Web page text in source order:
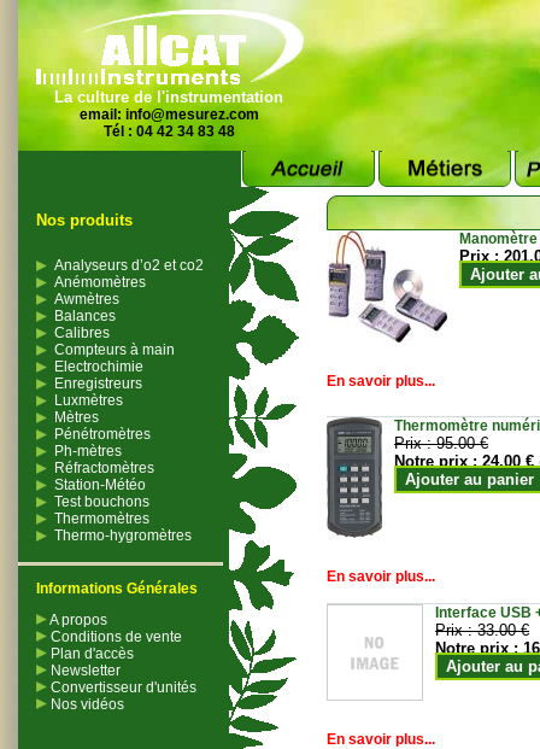
La culture de l'instrumentation
email: info@mesurez.com
Tél : 04 42 34 83 48
Nos produits
Analyseurs d’o2 et co2
Anémomètres
Awmètres
Balances
Calibres
Compteurs à main
Electrochimie
Enregistreurs
Luxmètres
Mètres
Pénétromètres
Ph-mètres
Réfractomètres
Station-Météo
Test bouchons
Thermomètres
Thermo-hygromètres
Informations Générales
A propos
Conditions de vente
Plan d'accès
Newsletter
Convertisseur d'unités
Nos vidéos
Prix :
Ajouter
En savoir plus...
Thermomètre
Prix :95.00 €
Notre prix :24.00 €
Ajouter au panier
En savoir plus...
Interface USB
Prix :33.00 €
Notre prix :
Ajouter au
En savoir plus...